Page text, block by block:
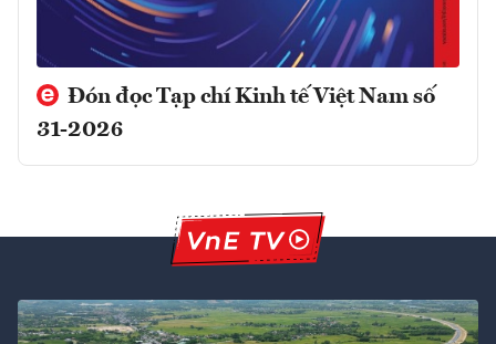
Đón đọc Tạp chí Kinh tế Việt Nam số
31-2026